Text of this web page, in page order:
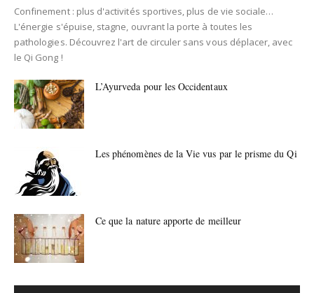
Confinement : plus d'activités sportives, plus de vie sociale…
L'énergie s'épuise, stagne, ouvrant la porte à toutes les
pathologies. Découvrez l'art de circuler sans vous déplacer, avec
le Qi Gong !
L’Ayurveda pour les Occidentaux
Les phénomènes de la Vie vus par le prisme du Qi
Ce que la nature apporte de meilleur